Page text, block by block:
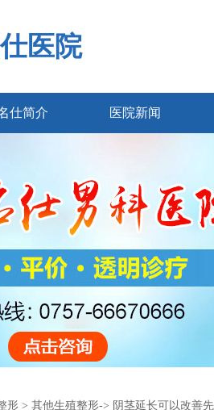
医院
仕简介 医院新闻
形 > 其他生殖整形-> 阴茎延长可以改善